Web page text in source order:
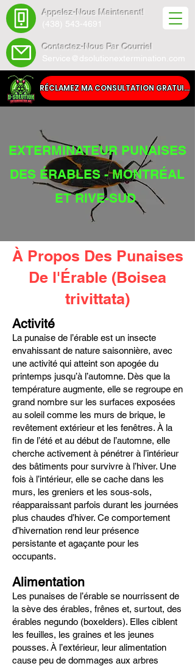
RÉCLAMEZ MA CONSULTATION GRATUITE
Appelez-Nous Maintenant!
(438) 543-4691
Contactez-Nous Par Courriel
Service@dsolutionextermination.com
EXTERMINATEUR PUNAISES
DES ÉRABLES - MONTRÉAL
ET RIVE-SUD
À Propos Des Punaises
De l'Érable (Boisea
trivittata)
Activité
La punaise de l’érable est un insecte
envahissant de nature saisonnière, avec
une activité qui atteint son apogée du
printemps jusqu’à l’automne. Dès que la
température augmente, elle se regroupe en
grand nombre sur les surfaces exposées
au soleil comme les murs de brique, le
revêtement extérieur et les fenêtres. À la
fin de l’été et au début de l’automne, elle
cherche activement à pénétrer à l’intérieur
des bâtiments pour survivre à l’hiver. Une
fois à l’intérieur, elle se cache dans les
murs, les greniers et les sous-sols,
réapparaissant parfois durant les journées
plus chaudes d’hiver. Ce comportement
d’hivernation rend leur présence
persistante et agaçante pour les
occupants.
Alimentation
Les punaises de l’érable se nourrissent de
la sève des érables, frênes et, surtout, des
érables negundo (boxelders). Elles ciblent
les feuilles, les graines et les jeunes
pousses. À l’extérieur, leur alimentation
cause peu de dommages aux arbres